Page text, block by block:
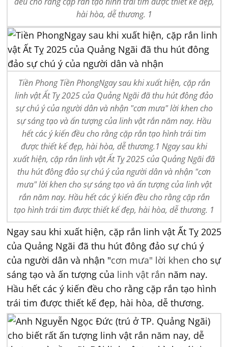
hài hòa, dễ thương. 1
Tiền Phong Tiền PhongNgay sau khi xuất hiện, cặp rắn
linh vật Ất Tỵ 2025 của Quảng Ngãi đã thu hút đông đảo
sự chú ý của người dân và nhận "cơn mưa" lời khen cho
sự sáng tạo và ấn tượng của linh vật rắn năm nay. Hầu
hết các ý kiến đều cho rằng cặp rắn tạo hình trái tim
được thiết kế đẹp, hài hòa, dễ thương.1 Ngay sau khi
xuất hiện, cặp rắn linh vật Ất Tỵ 2025 của Quảng Ngãi đã
thu hút đông đảo sự chú ý của người dân và nhận "cơn
mưa" lời khen cho sự sáng tạo và ấn tượng của linh vật
rắn năm nay. Hầu hết các ý kiến đều cho rằng cặp rắn
tạo hình trái tim được thiết kế đẹp, hài hòa, dễ thương. 1
Ngay sau khi xuất hiện, cặp rắn linh vật Ất Tỵ 2025
của Quảng Ngãi đã thu hút đông đảo sự chú ý
của người dân và nhận "cơn mưa" lời khen cho sự
sáng tạo và ấn tượng của linh vật rắn năm nay.
Hầu hết các ý kiến đều cho rằng cặp rắn tạo hình
trái tim được thiết kế đẹp, hài hòa, dễ thương.